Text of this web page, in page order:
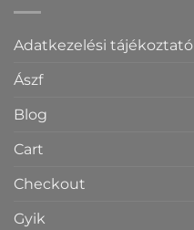
Adatkezelési tájékoztató
Ászf
Blog
Cart
Checkout
Gyik